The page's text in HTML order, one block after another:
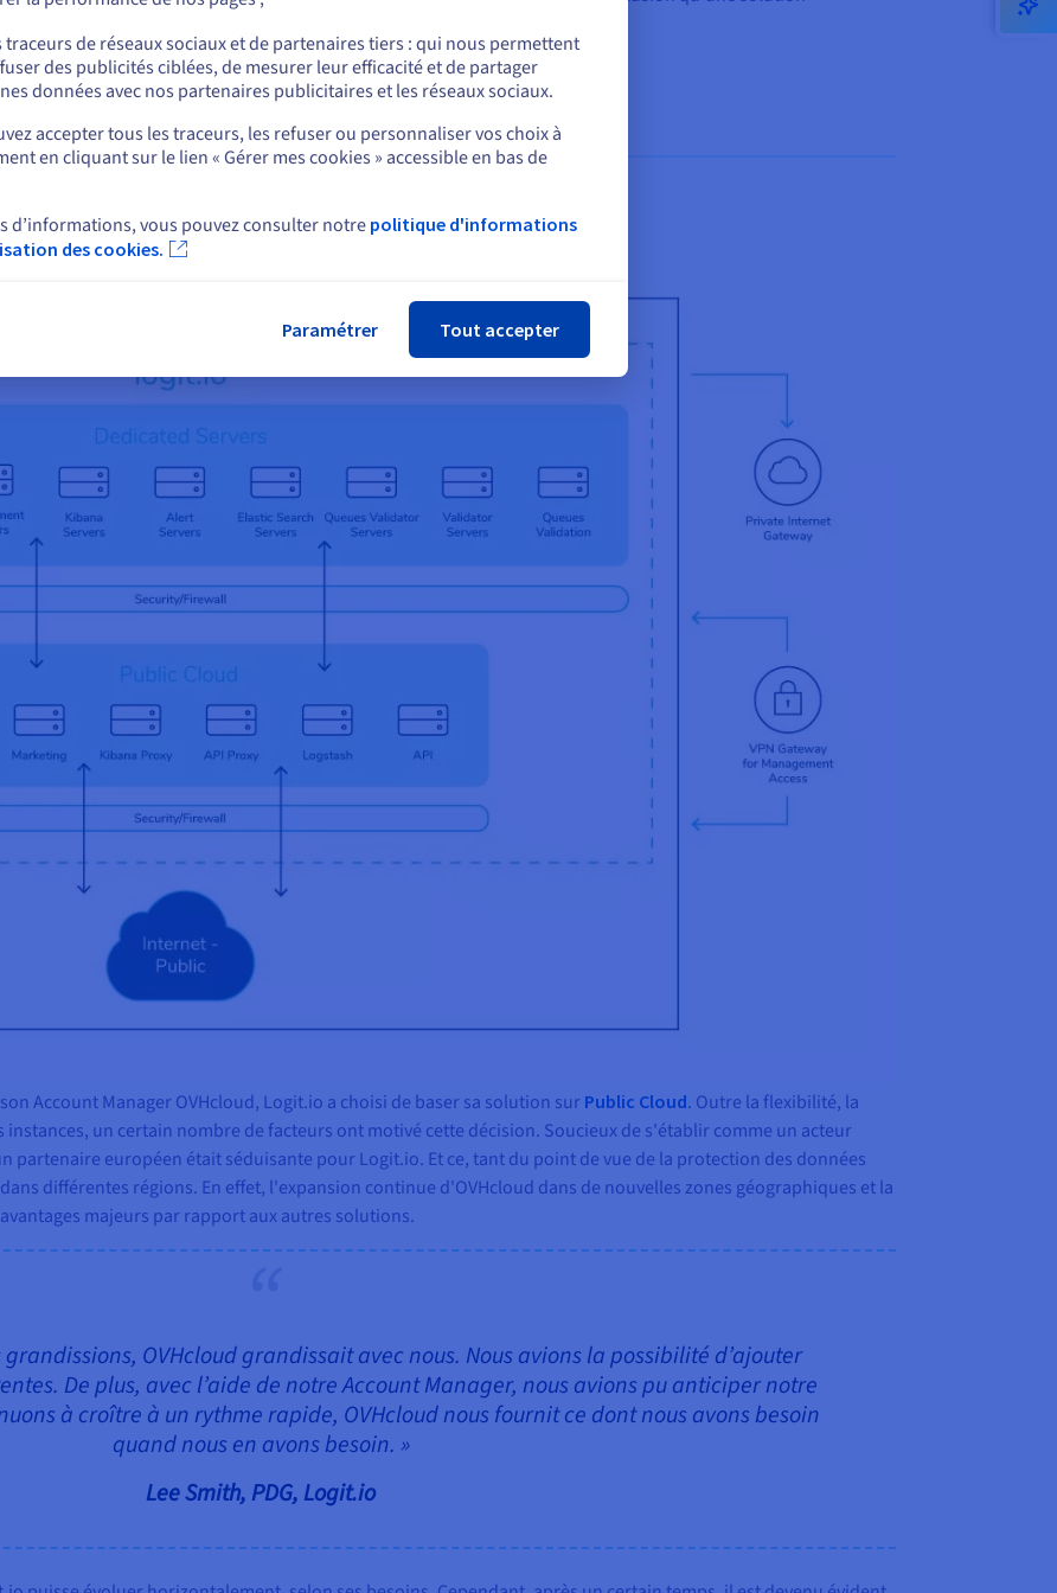
bare metal sur mesure
Account Manager OVHcloud, Logit.io a choisi de baser sa solution sur Public Cloud. Outre la flexibilité, la
un certain nombre de facteurs ont motivé cette décision. Soucieux de s'établir comme un acteur
partenaire européen était séduisante pour Logit.io. Et ce, tant du point de vue de la protection des données
différentes régions. En effet, l'expansion continue d'OVHcloud dans de nouvelles zones géographiques et la
majeurs par rapport aux autres solutions.
grandissions, OVHcloud grandissait avec nous. Nous avions la possibilité d’ajouter
De plus, avec l’aide de notre Account Manager, nous avions pu anticiper notre
à croître à un rythme rapide, OVHcloud nous fournit ce dont nous avons besoin
quand nous en avons besoin. »
Lee Smith, PDG, Logit.io
ou
sur le site actuel
un autre site web
traceurs de réseaux sociaux et de partenaires tiers : qui nous permettent
des publicités ciblées, de mesurer leur efficacité et de partager
données avec nos partenaires publicitaires et les réseaux sociaux.
accepter tous les traceurs, les refuser ou personnaliser vos choix à
en cliquant sur le lien « Gérer mes cookies » accessible en bas de
d’informations, vous pouvez consulter notre politique d'informations
des cookies.
Paramétrer Tout accepter